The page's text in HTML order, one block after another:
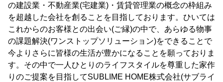
の建設業・不動産業(宅建業)・賃貸管理業の概念の枠組み
を超越した会社を創ることを目指しております。ひいては
これからのお客様との出会い(ご縁)の中で、あらゆる物事
の課題解決(ワンストップソリューション)をできることで
今よりさらに皆様の生活が豊かになることを願っておりま
す。その中で一人ひとりのライフスタイルを尊重した家作
りのご提案を目指してSUBLIME HOME株式会社(サブライ